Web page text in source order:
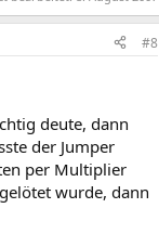
#8
deute, dann
der Jumper
per Multiplier
wurde, dann